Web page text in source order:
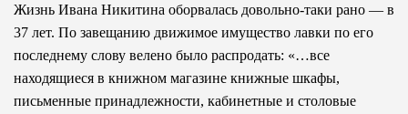
Жизнь Ивана Никитина оборвалась довольно-таки рано — в
37 лет. По завещанию движимое имущество лавки по его
последнему слову велено было распродать: «…все
находящиеся в книжном магазине книжные шкафы,
письменные принадлежности, кабинетные и столовые